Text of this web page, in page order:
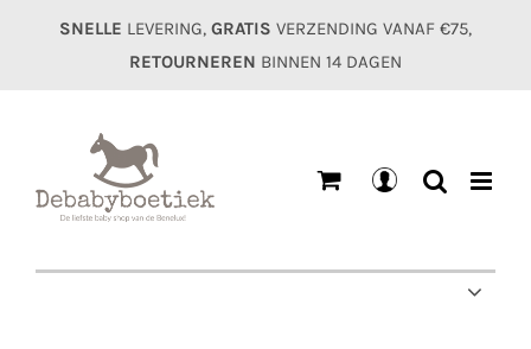
SNELLE LEVERING, GRATIS VERZENDING VANAF €75,
RETOURNEREN BINNEN 14 DAGEN